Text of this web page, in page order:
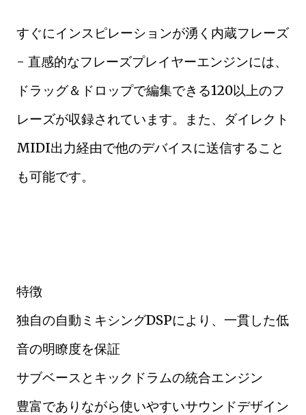
すぐにインスピレーションが湧く内蔵フレーズ
- 直感的なフレーズプレイヤーエンジンには、
ドラッグ＆ドロップで編集できる120以上のフ
レーズが収録されています。また、ダイレクト
MIDI出力経由で他のデバイスに送信すること
も可能です。
特徴
独自の自動ミキシングDSPにより、一貫した低
音の明瞭度を保証
サブベースとキックドラムの統合エンジン
豊富でありながら使いやすいサウンドデザイン